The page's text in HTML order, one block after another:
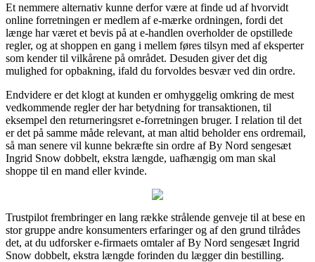
Et nemmere alternativ kunne derfor være at finde ud af hvorvidt
online forretningen er medlem af e-mærke ordningen, fordi det
længe har været et bevis på at e-handlen overholder de opstillede
regler, og at shoppen en gang i mellem føres tilsyn med af eksperter
som kender til vilkårene på området. Desuden giver det dig
mulighed for opbakning, ifald du forvoldes besvær ved din ordre.
Endvidere er det klogt at kunden er omhyggelig omkring de mest
vedkommende regler der har betydning for transaktionen, til
eksempel den returneringsret e-forretningen bruger. I relation til det
er det på samme måde relevant, at man altid beholder ens ordremail,
så man senere vil kunne bekræfte sin ordre af By Nord sengesæt
Ingrid Snow dobbelt, ekstra længde, uafhængig om man skal
shoppe til en mand eller kvinde.
Trustpilot frembringer en lang række strålende genveje til at bese en
stor gruppe andre konsumenters erfaringer og af den grund tilrådes
det, at du udforsker e-firmaets omtaler af By Nord sengesæt Ingrid
Snow dobbelt, ekstra længde forinden du lægger din bestilling.